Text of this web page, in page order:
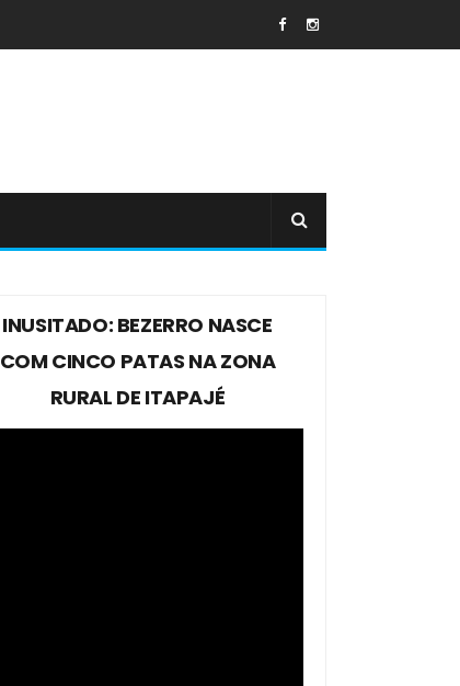
INUSITADO: BEZERRO NASCE
COM CINCO PATAS NA ZONA
RURAL DE ITAPAJÉ